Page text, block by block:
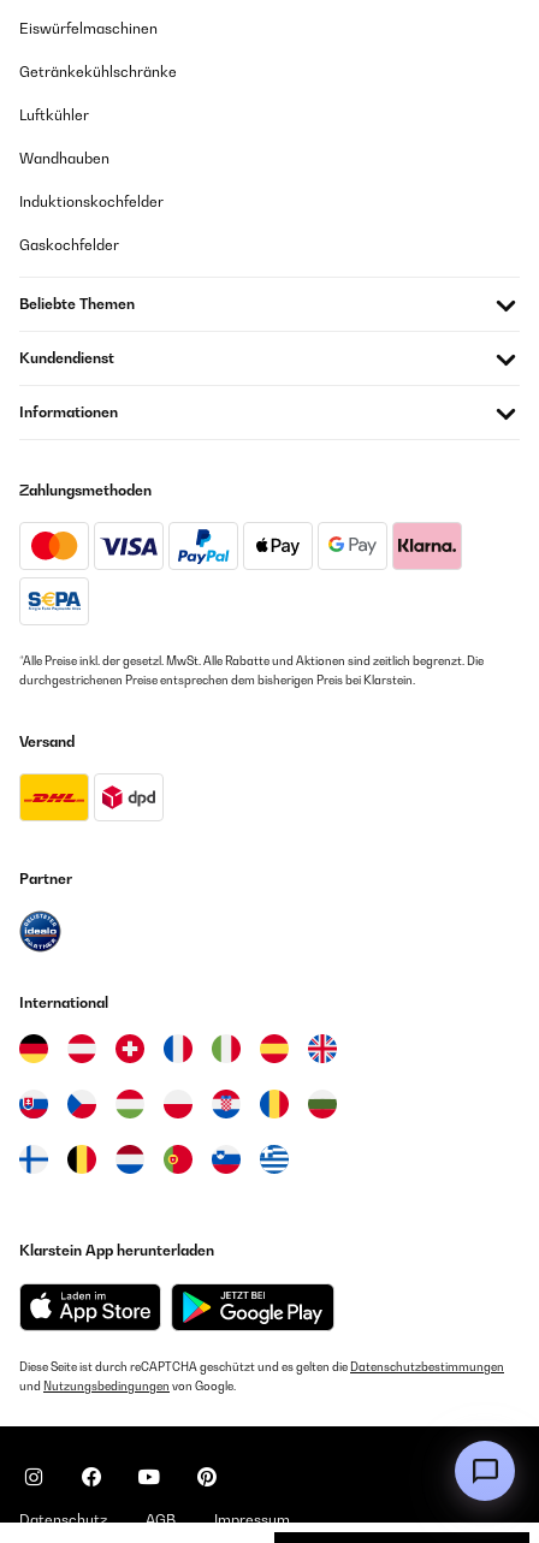
Eiswürfelmaschinen
Getränkekühlschränke
Luftkühler
Wandhauben
Induktionskochfelder
Gaskochfelder
Beliebte Themen
Kundendienst
Informationen
Zahlungsmethoden
*Alle Preise inkl. der gesetzl. MwSt. Alle Rabatte und Aktionen sind zeitlich begrenzt. Die
durchgestrichenen Preise entsprechen dem bisherigen Preis bei Klarstein.
Versand
Partner
International
Klarstein App herunterladen
Diese Seite ist durch reCAPTCHA geschützt und es gelten die Datenschutzbestimmungen
und Nutzungsbedingungen von Google.
Datenschutz AGB Impressum